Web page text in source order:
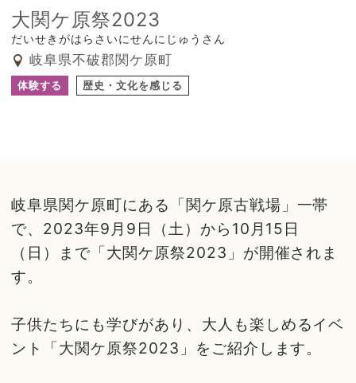
大関ケ原祭2023
だいせきがはらさいにせんにじゅうさん
岐阜県不破郡関ケ原町
体験する 歴史・文化を感じる
岐阜県関ケ原町にある「関ケ原古戦場」一帯
で、2023年9月9日（土）から10月15日
（日）まで「大関ケ原祭2023」が開催されま
す。
子供たちにも学びがあり、大人も楽しめるイベ
ント「大関ケ原祭2023」をご紹介します。